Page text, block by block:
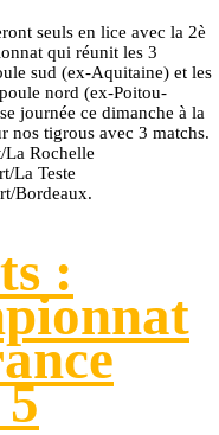
seuls en lice avec la 2è
qui réunit les 3
sud (ex-Aquitaine) et les
nord (ex-Poitou-
journée ce dimanche à la
nos tigrous avec 3 matchs.
Rochelle
La Teste
Bordeaux.
: